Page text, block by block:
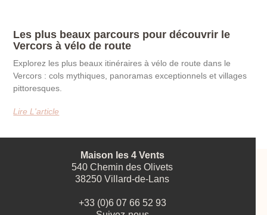
Les plus beaux parcours pour découvrir le
Vercors à vélo de route
Explorez les plus beaux itinéraires à vélo de route dans le
Vercors : cols mythiques, panoramas exceptionnels et villages
pittoresques.
Lire L'article
Maison les 4 Vents
540 Chemin des Olivets
38250 Villard-de-Lans
+33 (0)6 07 66 52 93